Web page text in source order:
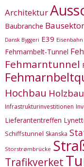
Architektur
Baubranche Bausektor
Dansk Byggeri E39 Eisenbahn
Fehmarnbelt-Tunnel
Fehmarntunnel
Hochbau Holzbau
Infrastrukturinvestitionen
Lieferantentreffen
Schiffstunnel Skanska
Storstrømbrücke
Trafikverket